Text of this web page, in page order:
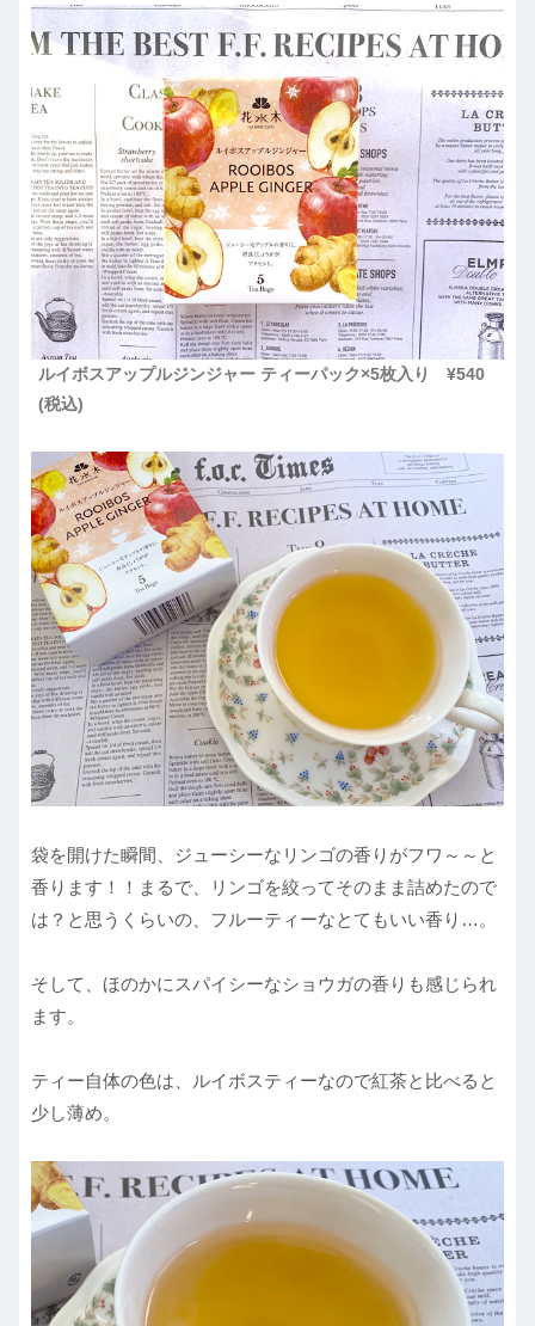
ルイボスアップルジンジャー ティーパック×5枚入り ¥540
(税込)
袋を開けた瞬間、ジューシーなリンゴの香りがフワ～～と
香ります！！まるで、リンゴを絞ってそのまま詰めたので
は？と思うくらいの、フルーティーなとてもいい香り…。
そして、ほのかにスパイシーなショウガの香りも感じられ
ます。
ティー自体の色は、ルイボスティーなので紅茶と比べると
少し薄め。